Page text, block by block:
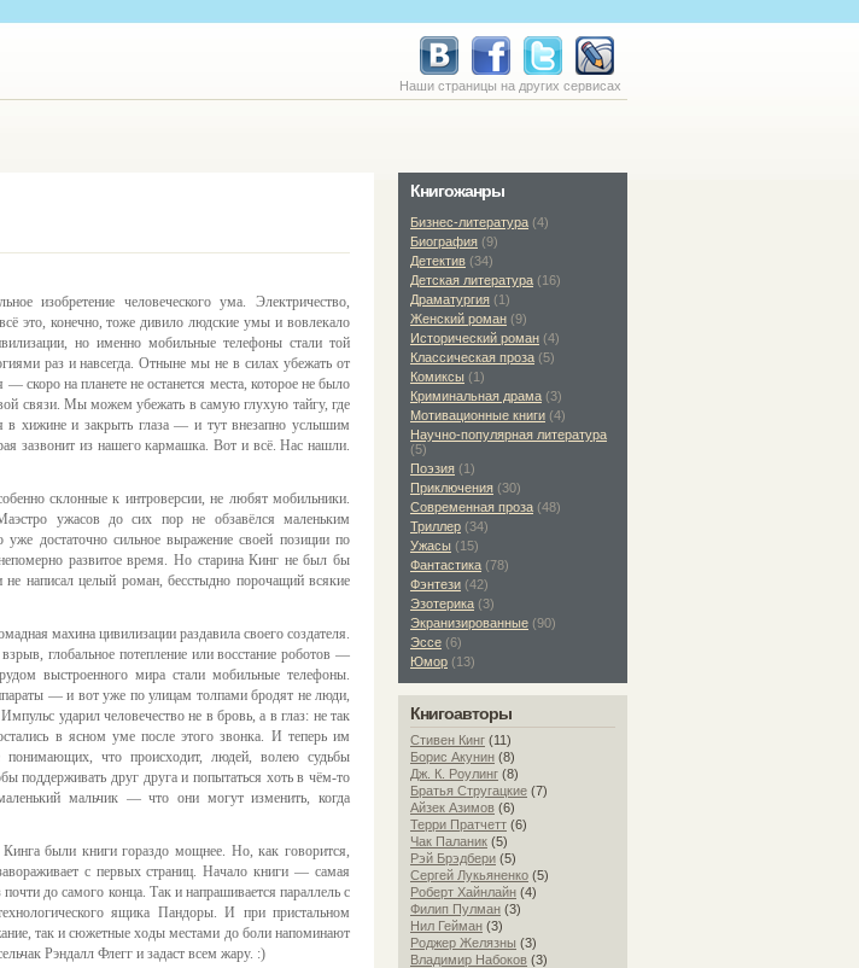
Наши страницы на других сервисах
изобретение человеческого ума. Электричество,
это, конечно, тоже дивило людские умы и вовлекало
но именно мобильные телефоны стали той
раз и навсегда. Отныне мы не в силах убежать от
— скоро на планете не останется места, которое не было
связи. Мы можем убежать в самую глухую тайгу, где
в хижине и закрыть глаза — и тут внезапно услышим
зазвонит из нашего кармашка. Вот и всё. Нас нашли.
склонные к интроверсии, не любят мобильники.
ужасов до сих пор не обзавёлся маленьким
достаточно сильное выражение своей позиции по
развитое время. Но старина Кинг не был бы
написал целый роман, бесстыдно порочащий всякие
махина цивилизации раздавила своего создателя.
глобальное потепление или восстание роботов —
выстроенного мира стали мобильные телефоны.
— и вот уже по улицам толпами бродят не люди,
ударил человечество не в бровь, а в глаз: не так
в ясном уме после этого звонка. И теперь им
что происходит, людей, волею судьбы
поддерживать друг друга и попытаться хоть в чём-то
мальчик — что они могут изменить, когда
были книги гораздо мощнее. Но, как говорится,
с первых страниц. Начало книги — самая
до самого конца. Так и напрашивается параллель с
ящика Пандоры. И при пристальном
так и сюжетные ходы местами до боли напоминают
Рэндалл Флегг и задаст всем жару. :)
Книгожанры
Бизнес-литература (4)
Биография (9)
Детектив (34)
Детская литература (16)
Драматургия (1)
Женский роман (9)
Исторический роман (4)
Классическая проза (5)
Комиксы (1)
Криминальная драма (3)
Мотивационные книги (4)
Научно-популярная литература
(5)
Поэзия (1)
Приключения (30)
Современная проза (48)
Триллер (34)
Ужасы (15)
Фантастика (78)
Фэнтези (42)
Эзотерика (3)
Экранизированные (90)
Эссе (6)
Юмор (13)
Книгоавторы
Стивен Кинг (11)
Борис Акунин (8)
Дж. К. Роулинг (8)
Братья Стругацкие (7)
Айзек Азимов (6)
Терри Пратчетт (6)
Чак Паланик (5)
Рэй Брэдбери (5)
Сергей Лукьяненко (5)
Роберт Хайнлайн (4)
Филип Пулман (3)
Нил Гейман (3)
Роджер Желязны (3)
Владимир Набоков (3)